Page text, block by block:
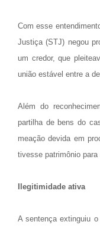
Com esse
Justiça (STJ) negou
um credor, que
união estável entre a
Além do
partilha de bens do
meação devida em
tivesse patrimônio
Ilegitimidade ativa
A sentença extinguiu